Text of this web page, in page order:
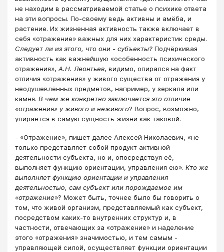
не находим в рассматриваемой статье о психике ответа
на эти вопросы. По-своему ведь активны и амёба, и
растение. Их жизненная активность также включает в
себя «отражение» важных для них характеристик среды.
Следует ли из этого, что они - субъекты? Подчёркивая
активность как важнейшую «особенность психического
отражения», А.Н. Леонтьев, видимо, опирался на факт
отличия «отражения» у живого существа от отражения у
неодушевлённых предметов, например, у зеркала или
камня. В чем же конкретно заключается это отличие
«отражения» у живого и неживого? Вопрос, возможно,
упирается в самую сущность жизни как таковой.
- «Отражение», пишет далее Алексей Николаевич, «не
только представляет собой продукт активной
деятельности субъекта, но и, опосредствуя её,
выполняет функцию ориентации, управления ею». Кто же
выполняет функцию ориентации и управления
деятельностью, сам субъект или порождаемое им
«отражение»? Может быть, точнее было бы говорить о
том, что живой организм, представляемый как субъект,
посредством каких-то внутренних структур и, в
частности, отвечающих за «отражение» и наделение
этого «отражения» значимостью, и тем самым -
управляющей силой, осуществляет функции ориентации